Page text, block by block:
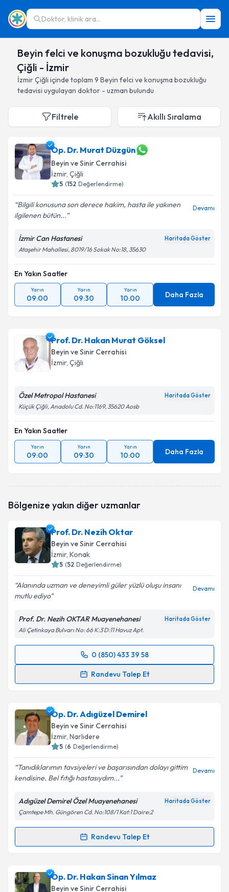
Doktor, klinik ara...
Beyin felci ve konuşma bozukluğu tedavisi,
Çiğli - İzmir
İzmirÇiğli içinde toplam 9 Beyin felci ve konuşma bozukluğu
tedavisi uygulayan doktor - uzman bulundu
Filtrele Akıllı Sıralama
Op. Dr. Murat Düzgün
Beyin ve Sinir Cerrahisi
İzmir, Çiğli
5 (152 Değerlendirme)
Bilgili konusuna son derece hakim, hasta ile yakınen
ilgilenen bütün...
Devamı
İzmir Can Hastanesi Haritada Göster
Ataşehir Mahallesi, 8019/16 Sokak No:18, 35630
En Yakın Saatler
Yarın
09:00
Yarın
09:30
Yarın
10:00 Daha Fazla
Prof. Dr. Hakan Murat Göksel
Beyin ve Sinir Cerrahisi
İzmir, Çiğli
Özel Metropol Hastanesi Haritada Göster
Küçük Çiğli, Anadolu Cd. No:1169, 35620 Aosb
En Yakın Saatler
Yarın
09:00
Yarın
09:30
Yarın
10:00 Daha Fazla
Bölgenize yakın diğer uzmanlar
Prof. Dr. Nezih Oktar
Beyin ve Sinir Cerrahisi
İzmir, Konak
5 (52 Değerlendirme)
Alanında uzman ve deneyimli güler yüzlü oluşu insanı
mutlu ediyo
Devamı
Prof. Dr. Nezih OKTAR Muayenehanesi Haritada Göster
Ali Çetinkaya Bulvarı No: 66 K:3 D:11 Havuz Apt.
0 (850) 433 39 58
Randevu Talep Et
Randevu Takvimi Talebi
takvim hazırlandığında e-posta ile bilgilendireceğiz.
E-posta Adresiniz
Kişisel verilerimin işlenmesine ilişkin
'ni okudum ve kişisel verilerimin belirtilen
kapsamda işlenmesini kabul ediyorum.
Takvim Talebini Gönder
Op. Dr. Adıgüzel Demirel
Beyin ve Sinir Cerrahisi
İzmir, Narlıdere
5 (6 Değerlendirme)
Tanıdıklarımın tavsiyeleri ve başarısından dolayı gittim
kendisine. Bel fıtığı hastasıydım...
Devamı
Adıgüzel Demirel Özel Muayenehanesi Haritada Göster
Çamtepe Mh. Güngören Cd. No:108/1 Kat:1 Daire:2
Randevu Talep Et
Randevu Takvimi Talebi
Op. Dr. Adıgüzel Demireliçin randevu takvimi talebi
oluşturun. Size bu uzmandan randevu almanız için bir
Op. Dr. Hakan Sinan Yılmaz
Beyin ve Sinir Cerrahisi